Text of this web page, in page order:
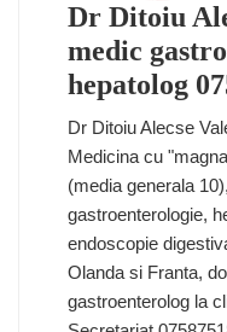
Dr Ditoiu
medic
hepatolog
Dr Ditoiu Alecse
Medicina cu
(media generala
gastroenterologie,
endoscopie
Olanda si Franta,
gastroenterolog la